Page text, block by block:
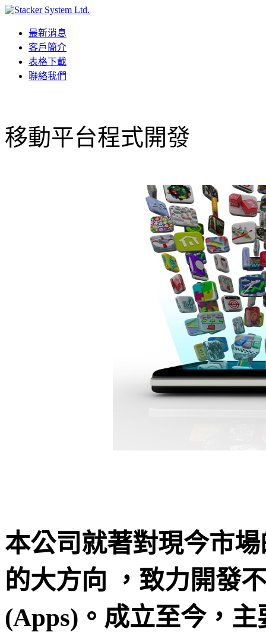
最新消息
客戶簡介
表格下載
聯絡我們
移動平台程式開發
本公司就著對現今市
的大方向 ，致力開發
(Apps)。成立至今，